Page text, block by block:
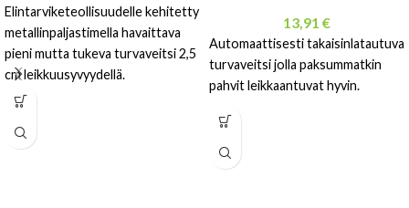
Elintarviketeollisuudelle kehitetty
metallinpaljastimella havaittava
pieni mutta tukeva turvaveitsi 2,5
cm leikkuusyvyydellä.
13,91 €
Automaattisesti takaisinlatautuva
turvaveitsi jolla paksummatkin
pahvit leikkaantuvat hyvin.